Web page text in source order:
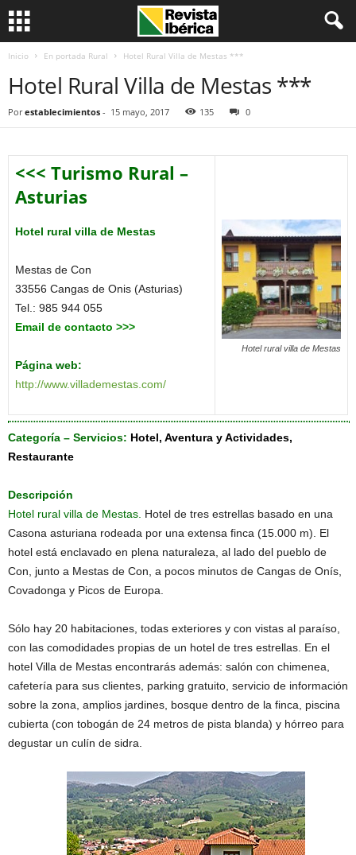
Inicio En portada Rural Hotel Rural Villa de Mestas ***
Hotel Rural Villa de Mestas ***
Por establecimientos - 15 mayo, 2017 135 0
<<< Turismo Rural –
Asturias
Hotel rural villa de Mestas
Mestas de Con
33556 Cangas de Onis (Asturias)
Tel.: 985 944 055
Email de contacto >>>
Página web:
http://www.villademestas.com/
Hotel rural villa de Mestas
Categoría – Servicios: Hotel, Aventura y Actividades,
Restaurante
Descripción
Hotel rural villa de Mestas. Hotel de tres estrellas basado en una
Casona asturiana rodeada por una extensa finca (15.000 m). El
hotel está enclavado en plena naturaleza, al lado del pueblo de
Con, junto a Mestas de Con, a pocos minutos de Cangas de Onís,
Covadonga y Picos de Europa.
Sólo hay 20 habitaciones, todas exteriores y con vistas al paraíso,
con las comodidades propias de un hotel de tres estrellas. En el
hotel Villa de Mestas encontrarás además: salón con chimenea,
cafetería para sus clientes, parking gratuito, servicio de información
sobre la zona, amplios jardines, bosque dentro de la finca, piscina
cubierta (con tobogán de 24 metros de pista blanda) y hórreo para
degustar un culín de sidra.